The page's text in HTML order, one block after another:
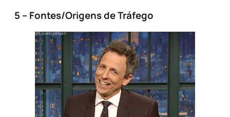
5 – Fontes/Origens de Tráfego